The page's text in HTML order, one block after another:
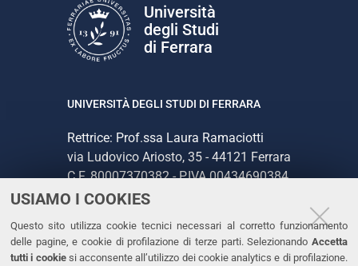
USIAMO I COOKIES
Questo sito utilizza cookie tecnici necessari al corretto funzionamento
delle pagine, e cookie di profilazione di terze parti. Selezionando Accetta
tutti i cookiesi acconsente all’utilizzo dei cookie analytics e di profilazione.
Università
degli Studi
di Ferrara
UNIVERSITÀ DEGLI STUDI DI FERRARA
Rettrice: Prof.ssa Laura Ramaciotti
via Ludovico Ariosto, 35 - 44121 Ferrara
C.F. 80007370382 - P.IVA 00434690384
CONTATTI
Tel. +39 0532 293111